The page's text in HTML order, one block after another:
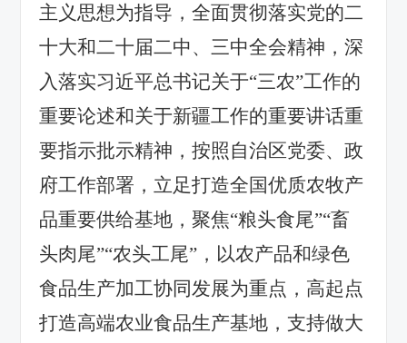
主义思想为指导，全面贯彻落实党的二
十大和二十届二中、三中全会精神，深
入落实习近平总书记关于“三农”工作的
重要论述和关于新疆工作的重要讲话重
要指示批示精神，按照自治区党委、政
府工作部署，立足打造全国优质农牧产
品重要供给基地，聚焦“粮头食尾”“畜
头肉尾”“农头工尾”，以农产品和绿色
食品生产加工协同发展为重点，高起点
打造高端农业食品生产基地，支持做大